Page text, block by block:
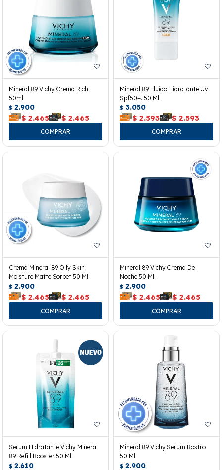
Mineral 89 Vichy Crema Rich
50ml
$ 2.900
$ 2.465 $ 2.465
Mineral 89 Fluído Hidratante Uv
Spf50+. 50 Ml.
$ 3.050
$ 2.593 $ 2.593
Crema Mineral 89 Oily Skin
Moisture Matte Sorbet 50 Ml.
$ 2.900
$ 2.465 $ 2.465
Mineral 89 Vichy Crema De
Noche 50 Ml.
$ 2.900
$ 2.465 $ 2.465
Serum Hidratante Vichy Mineral
89 Refill Booster 50 Ml.
$ 2.610
Mineral 89 Vichy Serum Rostro
50 Ml.
$ 2.900